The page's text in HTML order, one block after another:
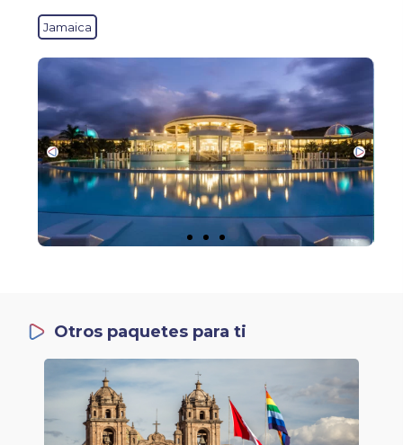
Jamaica
Otros paquetes para ti